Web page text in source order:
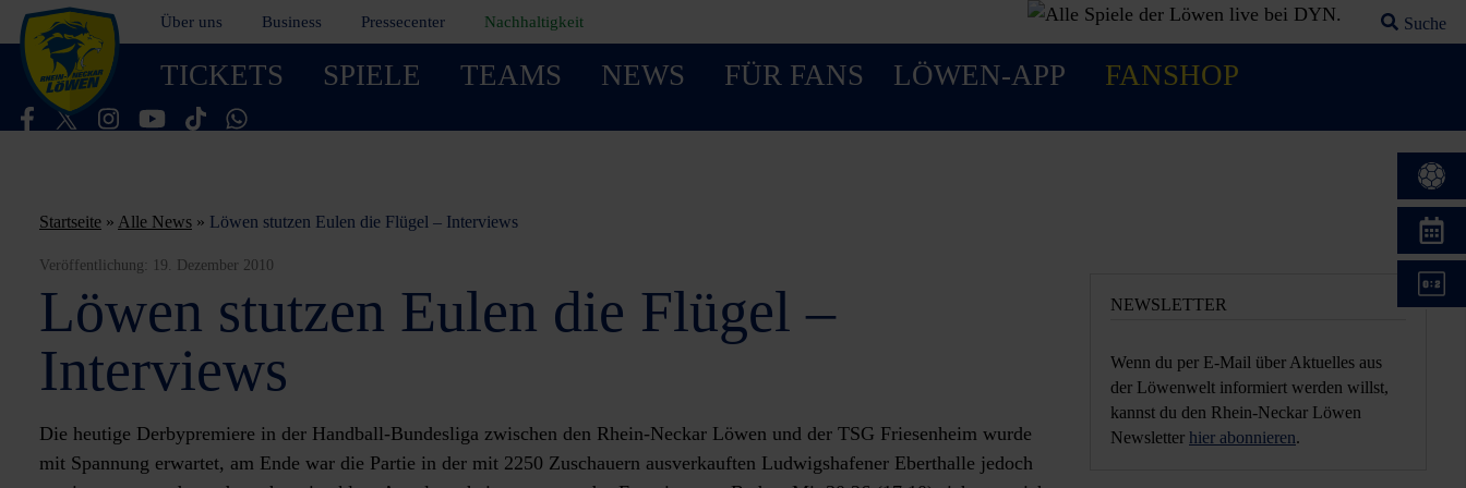
Über uns Business Pressecenter Nachhaltigkeit
Suchfeld
Suche
TICKETS SPIELE TEAMS NEWS FÜR FANS LÖWEN-APP FANSHOP
Besucht uns auf Facebook
Besucht uns auf Twitter
Besucht uns auf Instagram
Besucht uns auf Youtube
Besucht uns auf TikTok
Besucht uns auf WhatsApp
Startseite » Alle News » Löwen stutzen Eulen die Flügel – Interviews
Veröffentlichung: 19. Dezember 2010
Löwen stutzen Eulen die Flügel –
Interviews
Die heutige Derbypremiere in der Handball-Bundesliga zwischen den Rhein-Neckar Löwen und der TSG Friesenheim wurde
mit Spannung erwartet, am Ende war die Partie in der mit 2250 Zuschauern ausverkauften Ludwigshafener Eberthalle jedoch
NEWSLETTER
Wenn du per E-Mail über Aktuelles aus
der Löwenwelt informiert werden willst,
kannst du den Rhein-Neckar Löwen
Newsletter hier abonnieren.